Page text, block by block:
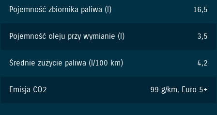
Pojemność zbiornika paliwa (l) 16,5
Pojemność oleju przy wymianie (l) 3,5
Średnie zużycie paliwa (l/100 km) 4,2
Emisja CO2 99 g/km, Euro 5+